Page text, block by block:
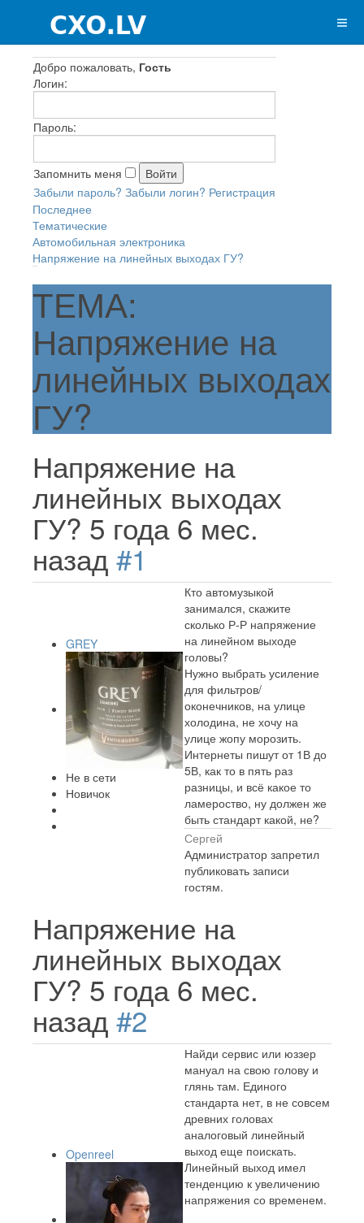
Добро пожаловать, Гость
Логин:
Пароль:
Запомнить меня
Забыли пароль? Забыли логин? Регистрация
Последнее
Тематические
Автомобильная электроника
Напряжение на линейных выходах ГУ?
ТЕМА:
Напряжение на
линейных выходах
ГУ?
Напряжение на
линейных выходах
ГУ? 5 года 6 мес.
назад #1
GREY
Не в сети
Новичок
Кто автомузыкой
занимался, скажите
сколько Р-Р напряжение
на линейном выходе
головы?
Нужно выбрать усиление
для фильтров/
оконечников, на улице
холодина, не хочу на
улице жопу морозить.
Интернеты пишут от 1В до
5В, как то в пять раз
разницы, и всё какое то
ламероство, ну должен же
быть стандарт какой, не?
Сергей
Администратор запретил
публиковать записи
гостям.
Напряжение на
линейных выходах
ГУ? 5 года 6 мес.
назад #2
Openreel
Найди сервис или юззер
мануал на свою голову и
глянь там. Единого
стандарта нет, в не совсем
древних головах
аналоговый линейный
выход еще поискать.
Линейный выход имел
тенденцию к увеличению
напряжения со временем.